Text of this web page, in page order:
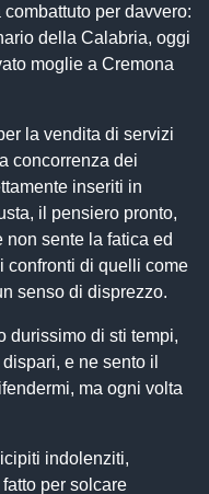
combattuto per davvero:
della Calabria, oggi
moglie a Cremona
la vendita di servizi
concorrenza dei
inseriti in
il pensiero pronto,
non sente la fatica ed
confronti di quelli come
senso di disprezzo.
durissimo di sti tempi,
e ne sento il
ma ogni volta
indolenziti,
per solcare